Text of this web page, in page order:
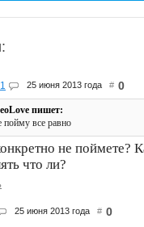
25 июня 2013 года # 0
пишет:
пойму все равно
не поймете?
что ли?
25 июня 2013 года # 0